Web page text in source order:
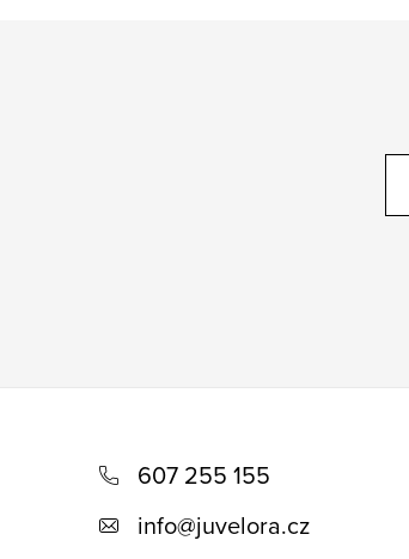
607 255 155
info@juvelora.cz